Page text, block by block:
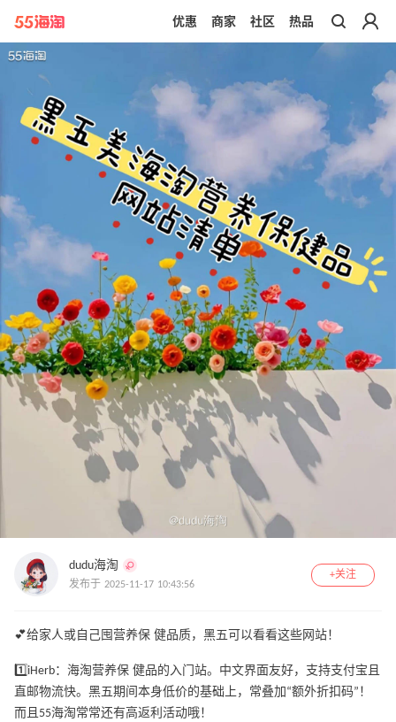
带你去官网买正品
优惠 商家 社区 热品
dudu海淘
发布于 2025-11-17 10:43:56
+关注
💕给家人或自己囤营养保 健品质，黑五可以看看这些网站！
1️⃣iHerb：海淘营养保 健品的入门站。中文界面友好，支持支付宝且
直邮物流快。黑五期间本身低价的基础上，常叠加“额外折扣码”！
而且55海淘常常还有高返利活动哦！